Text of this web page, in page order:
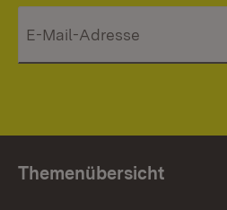
Themenübersicht